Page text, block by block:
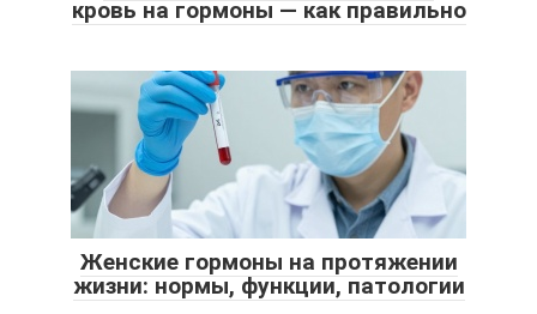
кровь на гормоны — как правильно
Женские гормоны на протяжении
жизни: нормы, функции, патологии